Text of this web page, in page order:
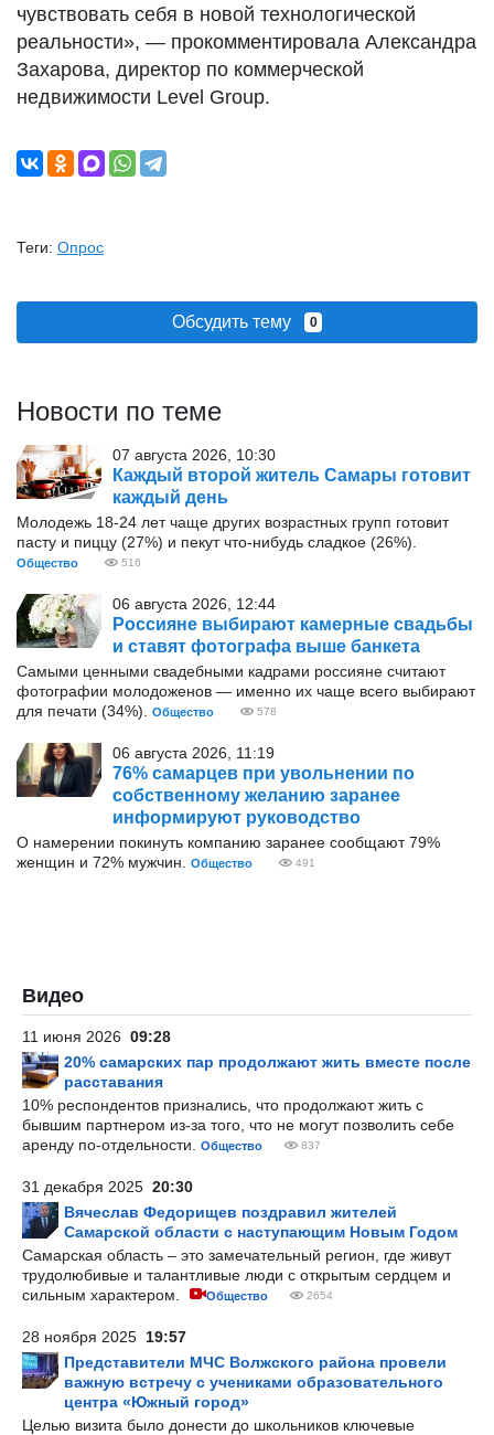
чувствовать себя в новой технологической
реальности», — прокомментировала Александра
Захарова, директор по коммерческой
недвижимости Level Group.
Теги: Опрос
Обсудить тему 0
Новости по теме
07 августа 2026, 10:30
Каждый второй житель Самары готовит
каждый день
Молодежь 18-24 лет чаще других возрастных групп готовит
пасту и пиццу (27%) и пекут что-нибудь сладкое (26%).
Общество 516
06 августа 2026, 12:44
Россияне выбирают камерные свадьбы
и ставят фотографа выше банкета
Самыми ценными свадебными кадрами россияне считают
фотографии молодоженов — именно их чаще всего выбирают
для печати (34%).
Общество 578
06 августа 2026, 11:19
76% самарцев при увольнении по
собственному желанию заранее
информируют руководство
О намерении покинуть компанию заранее сообщают 79%
женщин и 72% мужчин.
Общество 491
Видео
11 июня 2026 09:28
20% самарских пар продолжают жить вместе после
расставания
10% респондентов признались, что продолжают жить с
бывшим партнером из-за того, что не могут позволить себе
аренду по-отдельности.
Общество 837
31 декабря 2025 20:30
Вячеслав Федорищев поздравил жителей
Самарской области с наступающим Новым Годом
Самарская область – это замечательный регион, где живут
трудолюбивые и талантливые люди с открытым сердцем и
сильным характером.
Общество 2654
28 ноября 2025 19:57
Представители МЧС Волжского района провели
важную встречу с учениками образовательного
центра «Южный город»
Целью визита было донести до школьников ключевые